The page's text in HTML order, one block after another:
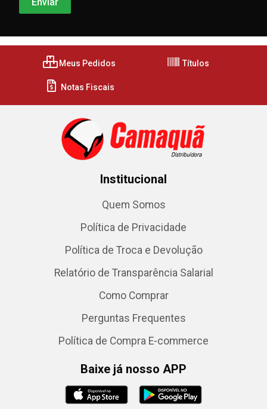
Meus Pedidos Títulos
Notas Fiscais
Institucional
Quem Somos
Política de Privacidade
Política de Troca e Devolução
Relatório de Transparência Salarial
Como Comprar
Perguntas Frequentes
Política de Compra E-commerce
Baixe já nosso APP